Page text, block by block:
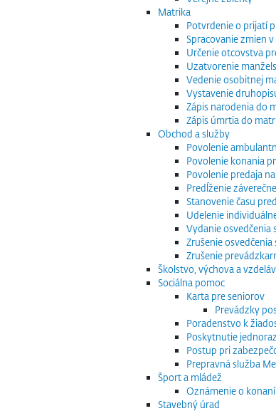
Matrika
Potvrdenie o prijatí
Spracovanie zmien
Určenie otcovstva
Uzatvorenie
Vedenie osobitnej
Vystavenie
Zápis narodenia do
Zápis úmrtia do
Obchod a služby
Povolenie
Povolenie konania
Povolenie predaja
Predĺženie
Stanovenie času
Udelenie
Vydanie osvedčenia
Zrušenie
Zrušenie
Školstvo, výchova a
Sociálna pomoc
Karta pre seniorov
Prevádzky
Poradenstvo k
Poskytnutie
Postup pri
Prepravná služba
Šport a mládež
Oznámenie o
Stavebný úrad